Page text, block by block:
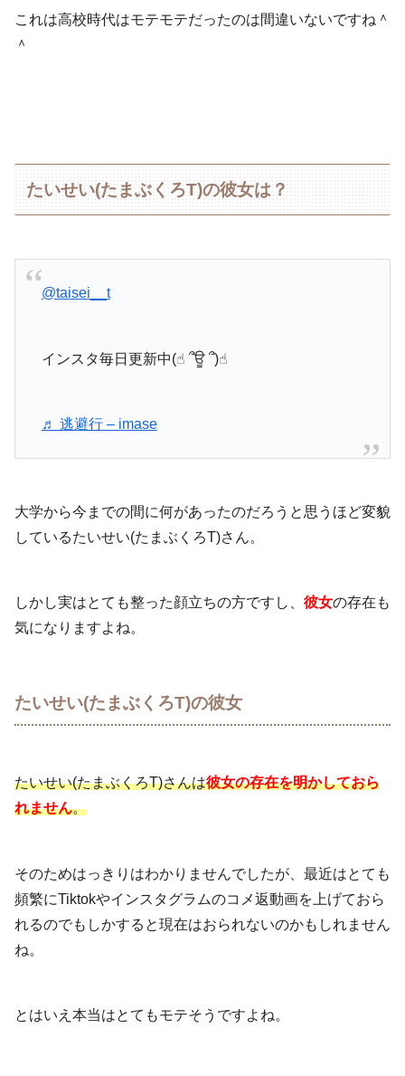
これは高校時代はモテモテだったのは間違いないですね＾
＾
たいせい(たまぶくろT)の彼女は？
@taisei__t
インスタ毎日更新中(☝︎ ՞ਊ ՞)☝︎
♬ 逃避行 – imase
大学から今までの間に何があったのだろうと思うほど変貌
しているたいせい(たまぶくろT)さん。
しかし実はとても整った顔立ちの方ですし、 彼女の存在も
気になりますよね。
たいせい(たまぶくろT)の彼女
たいせい(たまぶくろT)さんは彼女の存在を明かしておら
れません。
そのためはっきりはわかりませんでしたが、最近はとても
頻繁にTiktokやインスタグラムのコメ返動画を上げておら
れるのでもしかすると現在はおられないのかもしれません
ね。
とはいえ本当はとてもモテそうですよね。